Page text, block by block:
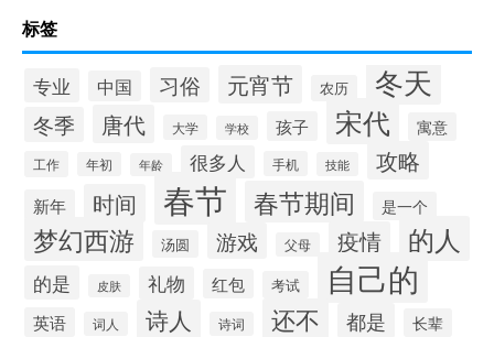
标签
专业 中国 习俗 元宵节 农历 冬天
冬季 唐代 大学 学校 孩子 宋代 寓意
工作 年初 年龄 很多人 手机 技能 攻略
新年 时间 春节 春节期间 是一个
梦幻西游 汤圆 游戏 父母 疫情 的人
的是 皮肤 礼物 红包 考试 自己的
英语 词人 诗人 诗词 还不 都是 长辈